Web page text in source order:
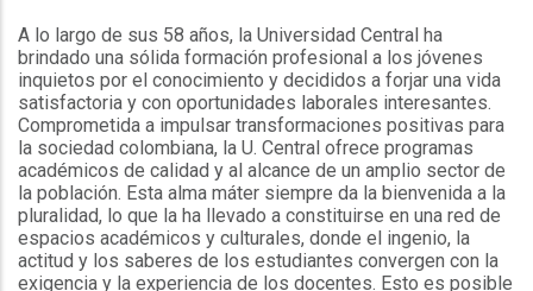
A lo largo de sus 58 años, la Universidad Central ha
brindado una sólida formación profesional a los jóvenes
inquietos por el conocimiento y decididos a forjar una vida
satisfactoria y con oportunidades laborales interesantes.
Comprometida a impulsar transformaciones positivas para
la sociedad colombiana, la U. Central ofrece programas
académicos de calidad y al alcance de un amplio sector de
la población. Esta alma máter siempre da la bienvenida a la
pluralidad, lo que la ha llevado a constituirse en una red de
espacios académicos y culturales, donde el ingenio, la
actitud y los saberes de los estudiantes convergen con la
exigencia y la experiencia de los docentes. Esto es posible